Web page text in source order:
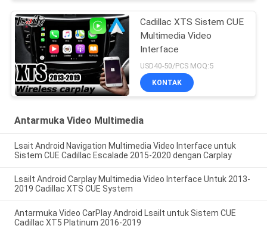
Wireless CarPlay
Cadillac XTS Sistem CUE
Multimedia Video
Interface
USD40-50/PCS MOQ:5
KONTAK
Antarmuka Video Multimedia
Lsait Android Navigation Multimedia Video Interface untuk
Sistem CUE Cadillac Escalade 2015-2020 dengan Carplay
Lsailt Android Carplay Multimedia Video Interface Untuk 2013-
2019 Cadillac XTS CUE System
Antarmuka Video CarPlay Android Lsailt untuk Sistem CUE
Cadillac XT5 Platinum 2016-2019